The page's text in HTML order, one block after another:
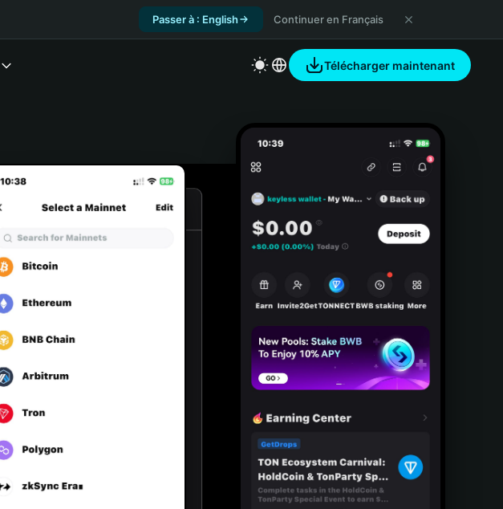
Passer à : English Continuer en Français
Télécharger maintenant